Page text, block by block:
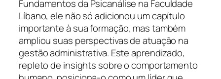
Fundamentos da Psicanálise na Faculdade
Líbano, ele não só adicionou um capítulo
importante à sua formação, mas também
ampliou suas perspectivas de atuação na
gestão administrativa. Este aprendizado,
repleto de insights sobre o comportamento